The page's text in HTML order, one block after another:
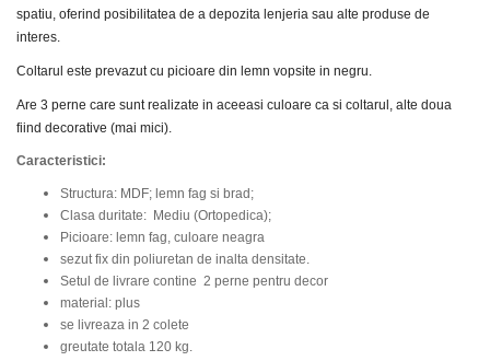
spatiu, oferind posibilitatea de a depozita lenjeria sau alte produse de
interes.
Coltarul este prevazut cu picioare din lemn vopsite in negru.
Are 3 perne care sunt realizate in aceeasi culoare ca si coltarul, alte doua
fiind decorative (mai mici).
Caracteristici:
Structura: MDF; lemn fag si brad;
Clasa duritate: Mediu (Ortopedica);
Picioare: lemn fag, culoare neagra
sezut fix din poliuretan de inalta densitate.
Setul de livrare contine 2 perne pentru decor
material: plus
se livreaza in 2 colete
greutate totala 120 kg.